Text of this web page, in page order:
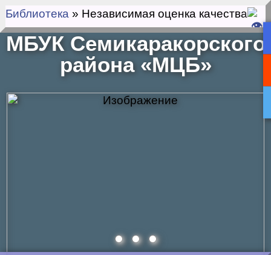
Библиотека » Независимая оценка качества
МБУК Семикаракорского
района «МЦБ»